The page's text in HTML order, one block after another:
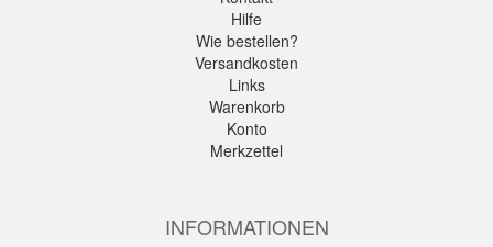
Hilfe
Wie bestellen?
Versandkosten
Links
Warenkorb
Konto
Merkzettel
INFORMATIONEN